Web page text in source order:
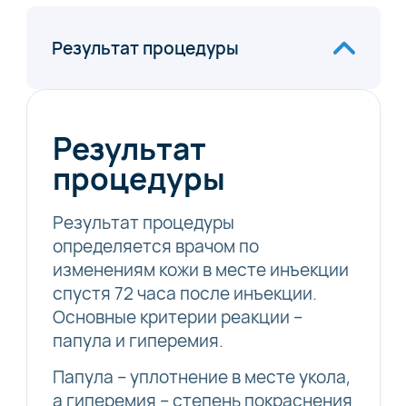
Результат процедуры
Результат
процедуры
Результат процедуры
определяется врачом по
изменениям кожи в месте инъекции
спустя 72 часа после инъекции.
Основные критерии реакции –
папула и гиперемия.
Папула – уплотнение в месте укола,
а гиперемия – степень покраснения